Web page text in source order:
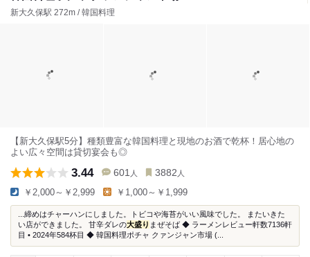
新大久保駅 272m / 韓国料理
【新大久保駅5分】種類豊富な韓国料理と現地のお酒で乾杯！居心地の
よい広々空間は貸切宴会も◎
3.44 601 人 3882 人
￥2,000～￥2,999 ￥1,000～￥1,999
...締めはチャーハンにしました。トビコや海苔がいい風味でした。 またいきた
い店ができました。 甘辛ダレの大盛り まぜそば ◆ ラーメンレビュー軒数7136軒
目 • 2024年584杯目 ◆ 韓国料理ポチャ クァンジャン市場 (...